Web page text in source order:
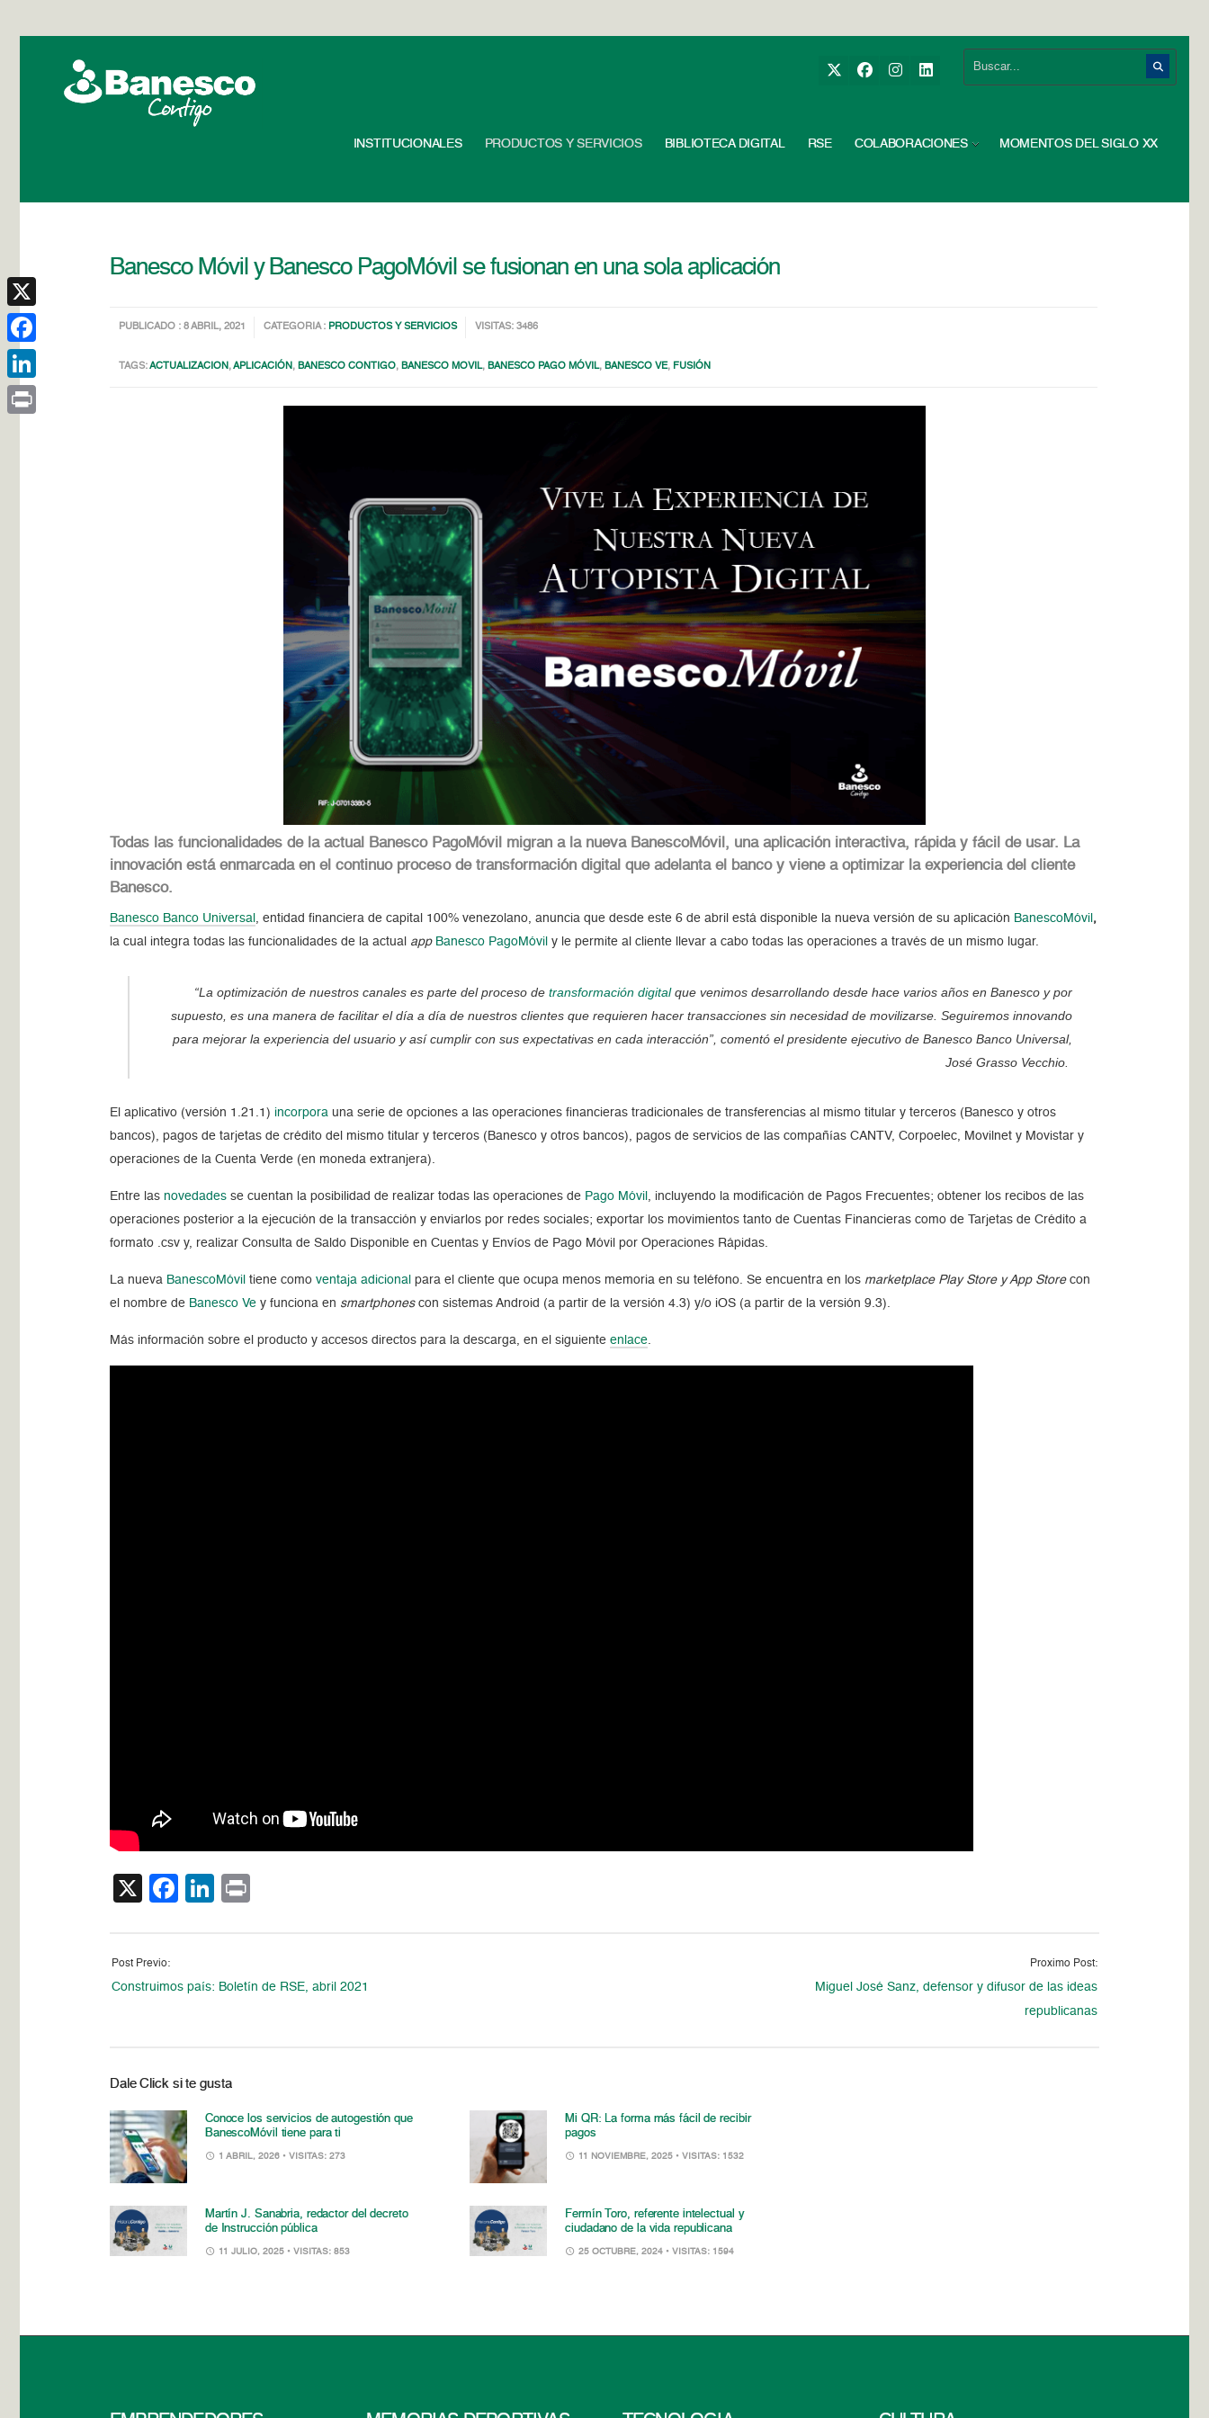
INSTITUCIONALES PRODUCTOS Y SERVICIOS BIBLIOTECA DIGITAL RSE COLABORACIONES MOMENTOS DEL SIGLO XX
Banesco Móvil y Banesco PagoMóvil se fusionan en una sola aplicación
PUBLICADO : 8 ABRIL, 2021 CATEGORIA : PRODUCTOS Y SERVICIOS VISITAS: 3486
TAGS:ACTUALIZACION ,APLICACIÓN , BANESCO CONTIGO, BANESCO MOVIL, BANESCO PAGO MÓVIL, BANESCO VE, FUSIÓN
Todas las funcionalidades de la actual Banesco PagoMóvil migran a la nueva BanescoMóvil, una aplicación interactiva, rápida y fácil de usar. La
innovación está enmarcada en el continuo proceso de transformación digital que adelanta el banco y viene a optimizar la experiencia del cliente
Banesco.
Banesco Banco Universal entidad financiera de capital 100% venezolano, anuncia que desde este 6 de abril está disponible la nueva versión de su aplicación BanescoMóvil ,
la cual integra todas las funcionalidades de la actual app Banesco PagoMóvil y le permite al cliente llevar a cabo todas las operaciones a través de un mismo lugar.
“La optimización de nuestros canales es parte del proceso de transformación digitalque venimos desarrollando desde hace varios años en Banesco y por
supuesto, es una manera de facilitar el día a día de nuestros clientes que requieren hacer transacciones sin necesidad de movilizarse. Seguiremos innovando
para mejorar la experiencia del usuario y así cumplir con sus expectativas en cada interacción”, comentó el presidente ejecutivo de Banesco Banco Universal,
José Grasso Vecchio.
El aplicativo (versión 1.21.1) incorpora una serie de opciones a las operaciones financieras tradicionales de transferencias al mismo titular y terceros (Banesco y otros
bancos), pagos de tarjetas de crédito del mismo titular y terceros (Banesco y otros bancos), pagos de servicios de las compañías CANTV, Corpoelec, Movilnet y Movistar y
operaciones de la Cuenta Verde (en moneda extranjera).
Entre las novedades se cuentan la posibilidad de realizar todas las operaciones de Pago Móvil
, incluyendo la modificación de Pagos Frecuentes; obtener los recibos de las
operaciones posterior a la ejecución de la transacción y enviarlos por redes sociales; exportar los movimientos tanto de Cuentas Financieras como de Tarjetas de Crédito a
formato .csv y, realizar Consulta de Saldo Disponible en Cuentas y Envíos de Pago Móvil por Operaciones Rápidas.
La nueva BanescoMóvil tiene comoventaja adicional para el cliente que ocupa menos memoria en su teléfono. Se encuentra en los marketplace Play Store y App Storecon
el nombre de Banesco Ve y funciona en smartphonescon sistemas Android (a partir de la versión 4.3) y/o iOS (a partir de la versión 9.3).
Más información sobre el producto y accesos directos para la descarga, en el siguienteenlace
X Facebook
LinkedIn
Post Previo:
Construimos país: Boletín de RSE, abril 2021
Proximo Post:
Miguel José Sanz, defensor y difusor de las ideas
republicanas
Dale Click si te gusta
Conoce los servicios de autogestión que
BanescoMóvil tiene para ti
1 ABRIL, 2026 • VISITAS: 273
Mi QR: La forma más fácil de recibir
pagos
11 NOVIEMBRE, 2025 • VISITAS: 1532
Martín J. Sanabria, redactor del decreto
de Instrucción pública
11 JULIO, 2025 • VISITAS: 853
Fermín Toro, referente intelectual y
ciudadano de la vida republicana
25 OCTUBRE, 2024 • VISITAS: 1594
X
Facebook
LinkedIn